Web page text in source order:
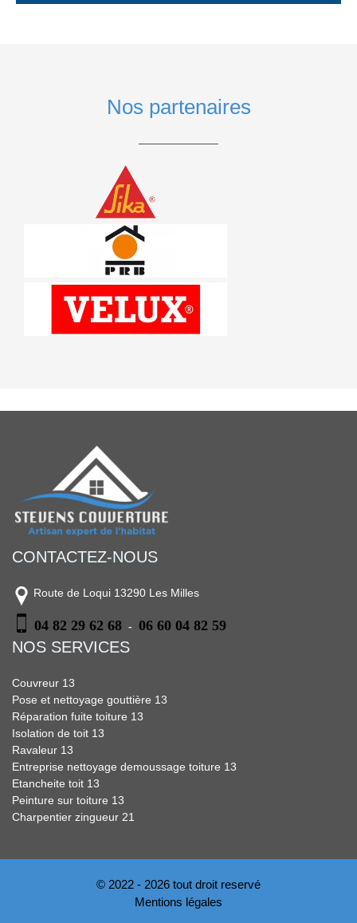
Nos partenaires
CONTACTEZ-NOUS
Route de Loqui 13290 Les Milles
04 82 29 62 68 - 06 60 04 82 59
NOS SERVICES
Couvreur 13
Pose et nettoyage gouttière 13
Réparation fuite toiture 13
Isolation de toit 13
Ravaleur 13
Entreprise nettoyage demoussage toiture 13
Etancheite toit 13
Peinture sur toiture 13
Charpentier zingueur 21
© 2022 - 2026 tout droit reservé
Mentions légales